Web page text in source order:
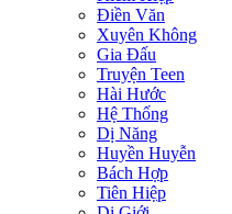
Điền Văn
Xuyên Không
Gia Đấu
Truyện Teen
Hài Hước
Hệ Thống
Dị Năng
Huyền Huyễn
Bách Hợp
Tiên Hiệp